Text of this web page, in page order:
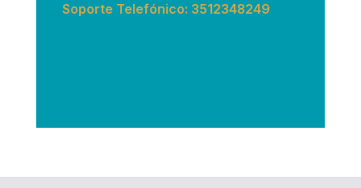
Soporte Telefónico: 3512348249